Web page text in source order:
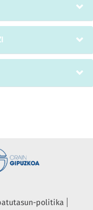
politika